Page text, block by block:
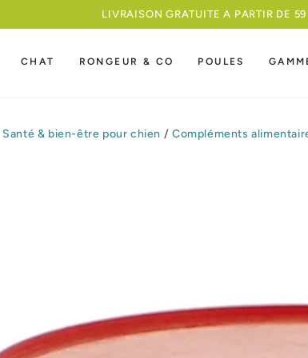
LIVRAISON GRATUITE A PARTIR DE
CHAT RONGEUR & CO POULES
Santé & bien-être pour chien / Compléments